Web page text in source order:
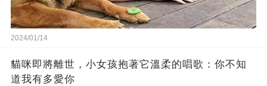
2024/01/14
貓咪即將離世，小女孩抱著它溫柔的唱歌：你不知
道我有多愛你